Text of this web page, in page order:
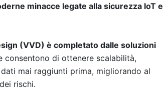
minacce legate alla sicurezza IoT e
(VVD) è completato dalle soluzioni
consentono di ottenere scalabilità,
mai raggiunti prima, migliorando al
rischi.